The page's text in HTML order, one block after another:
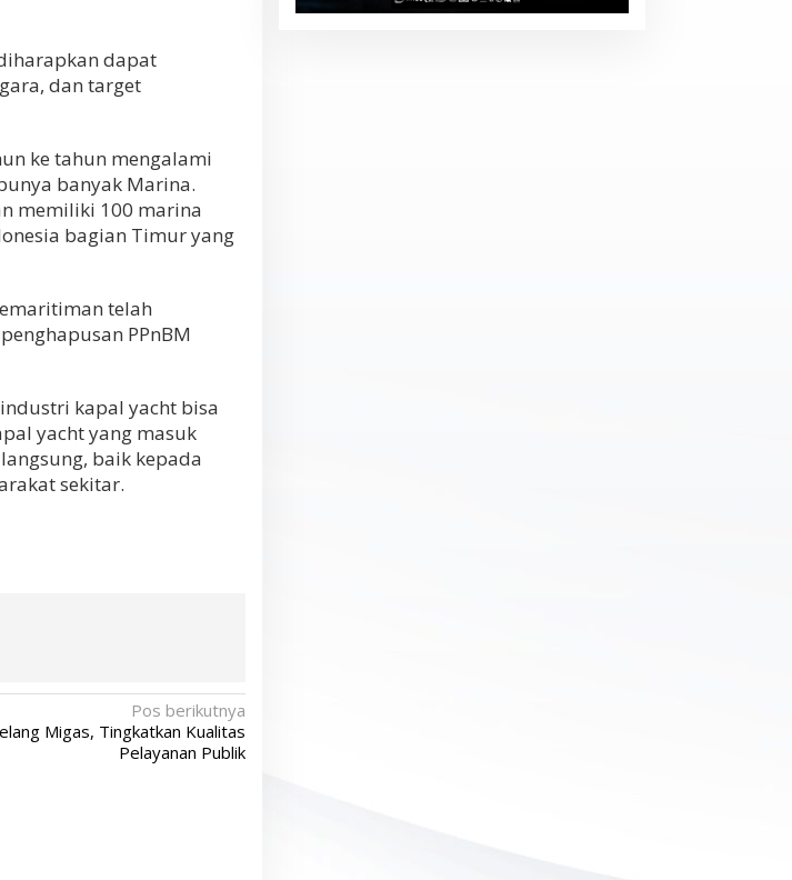
dapat
dan target
ke tahun mengalami
banyak Marina.
memiliki 100 marina
bagian Timur yang
telah
PPnBM
kapal yacht bisa
yacht yang masuk
baik kepada
sekitar.
Pos berikutnya
Migas, Tingkatkan Kualitas
Pelayanan Publik